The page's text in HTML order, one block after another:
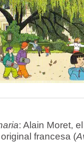
: Alain Moret,
francesa (